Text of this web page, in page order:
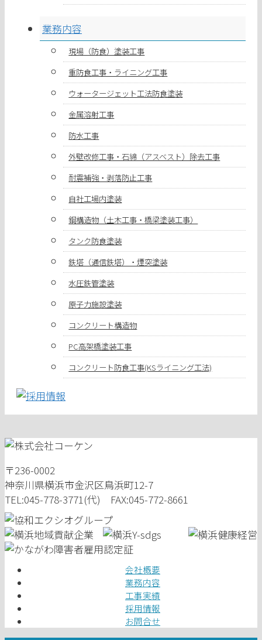
業務内容
現場（防食）塗装工事
重防食工事・ライニング工事
ウォータージェット工法防食塗装
金属溶射工事
防水工事
外壁改修工事・石綿（アスベスト）除去工事
耐震補強・剥落防止工事
自社工場内塗装
鋼構造物（土木工事・橋梁塗装工事）
タンク防食塗装
鉄塔（通信鉄塔）・煙突塗装
水圧鉄管塗装
原子力施設塗装
コンクリート構造物
PC高架橋塗装工事
コンクリート防食工事(KSライニング工法)
〒236-0002
神奈川県横浜市金沢区鳥浜町12-7
TEL:045-778-3771(代) FAX:045-772-8661
会社概要
業務内容
工事実績
採用情報
お問合せ